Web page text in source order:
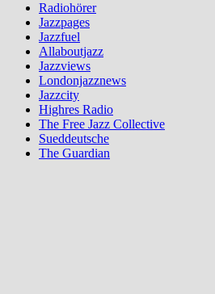
Radiohörer
Jazzpages
Jazzfuel
Allaboutjazz
Jazzviews
Londonjazznews
Jazzcity
Highres Radio
The Free Jazz Collective
Sueddeutsche
The Guardian